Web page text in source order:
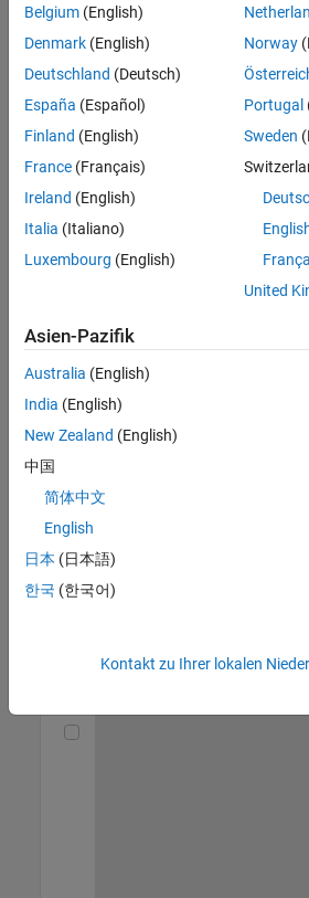
nach
einem
Standort,
um
alle
in
Ihrer
Region
Account
Manager -
Commercial
(m/f/d)
DE-München
Senior Utilities and Energy
and Energy
Market
Developer
Marketing |
Belgium (English)
Denmark (English)
Deutschland (Deutsch)
España (Español)
Finland (English)
France (Français)
Ireland (English)
Italia (Italiano)
Luxembourg (English)
Norway
Portugal
Sweden
United
Asien-Pazifik
Australia (English)
India (English)
New Zealand (English)
中国
简体中文
English
日本 (日本語)
한국 (한국어)
Kontakt zu Ihrer lokalen